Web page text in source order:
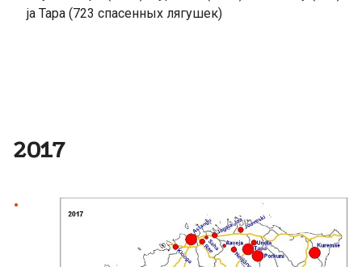
ja Tapa (723 спасенных лягушек)
2017